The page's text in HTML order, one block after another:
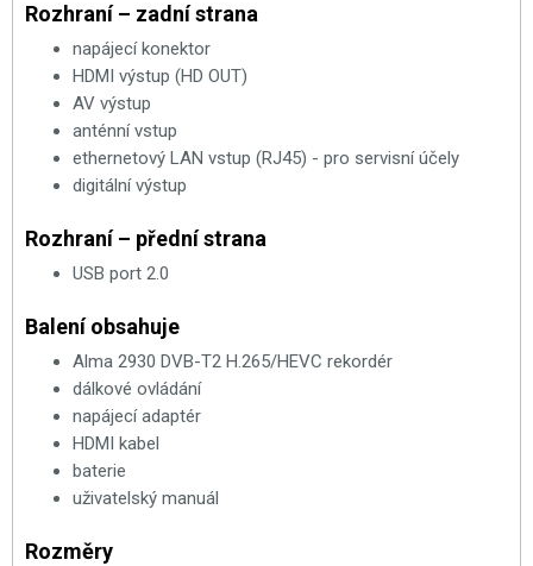
Rozhraní – zadní strana
napájecí konektor
HDMI výstup (HD OUT)
AV výstup
anténní vstup
ethernetový LAN vstup (RJ45) - pro servisní účely
digitální výstup
Rozhraní – přední strana
USB port 2.0
Balení obsahuje
Alma 2930 DVB-T2 H.265/HEVC rekordér
dálkové ovládání
napájecí adaptér
HDMI kabel
baterie
uživatelský manuál
Rozměry